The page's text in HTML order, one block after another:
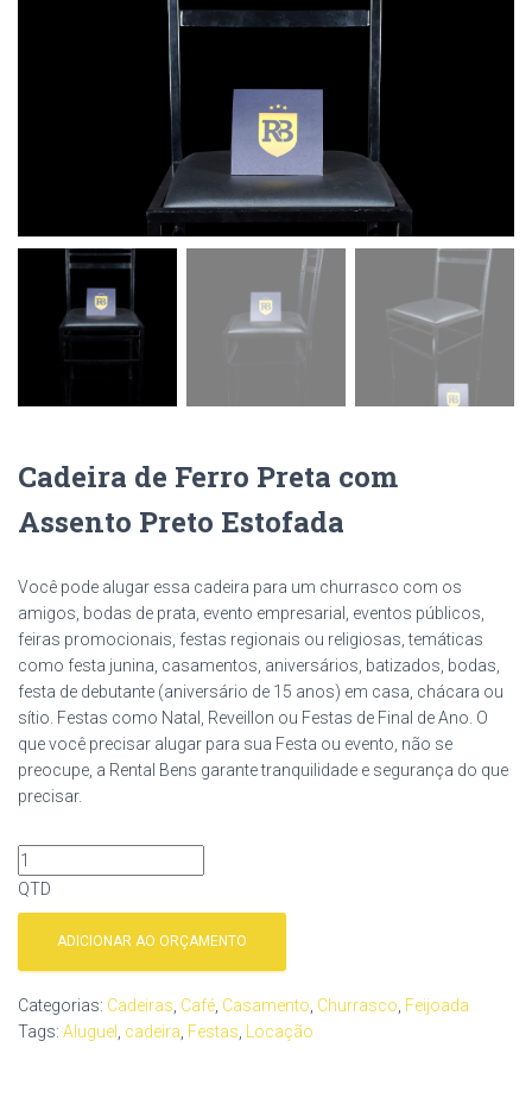
Cadeira de Ferro Preta com
Assento Preto Estofada
Você pode alugar essa cadeira para um churrasco com os
amigos, bodas de prata, evento empresarial, eventos públicos,
feiras promocionais, festas regionais ou religiosas, temáticas
como festa junina, casamentos, aniversários, batizados, bodas,
festa de debutante (aniversário de 15 anos) em casa, chácara ou
sítio. Festas como Natal, Reveillon ou Festas de Final de Ano. O
que você precisar alugar para sua Festa ou evento, não se
preocupe, a Rental Bens garante tranquilidade e segurança do que
precisar.
QTD
ADICIONAR AO ORÇAMENTO
Categorias: Cadeiras Café Casamento Churrasco Feijoada
Tags: Aluguel cadeira Festas Locação